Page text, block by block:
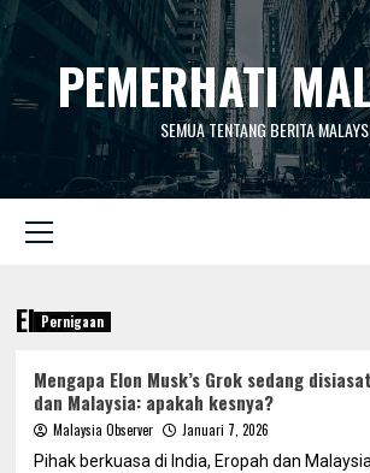
Skip
contentPEMERHATI
SEMUA TENTANG BERITA
Menu
ElonPernigaan
Mengapa Elon Musk’s Grok sedang
dan Malaysia: apakah kesnya?
Malaysia Observer
Januari 7, 2026
Pihak berkuasa di India, Eropah dan